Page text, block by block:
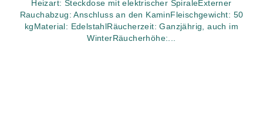
Heizart: Steckdose mit elektrischer SpiraleExterner
Rauchabzug: Anschluss an den KaminFleischgewicht: 50
kgMaterial: EdelstahlRäucherzeit: Ganzjährig, auch im
WinterRäucherhöhe:...